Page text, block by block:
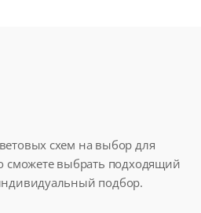
схем на выбор для
сможете выбрать подходящий
подбор.